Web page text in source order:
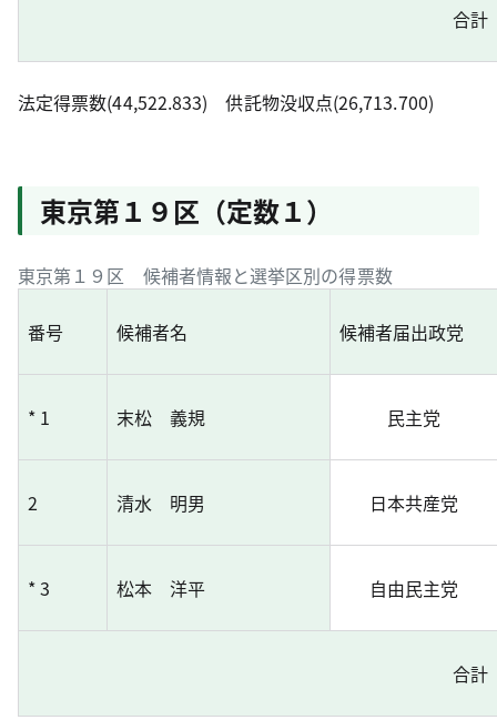
合計
法定得票数(44,522.833) 供託物没収点(26,713.700)
東京第１９区（定数１）
東京第１９区 候補者情報と選挙区別の得票数
番号 候補者名 候補者届出政党
* 1 末松 義規 民主党
2 清水 明男 日本共産党
* 3 松本 洋平 自由民主党
合計